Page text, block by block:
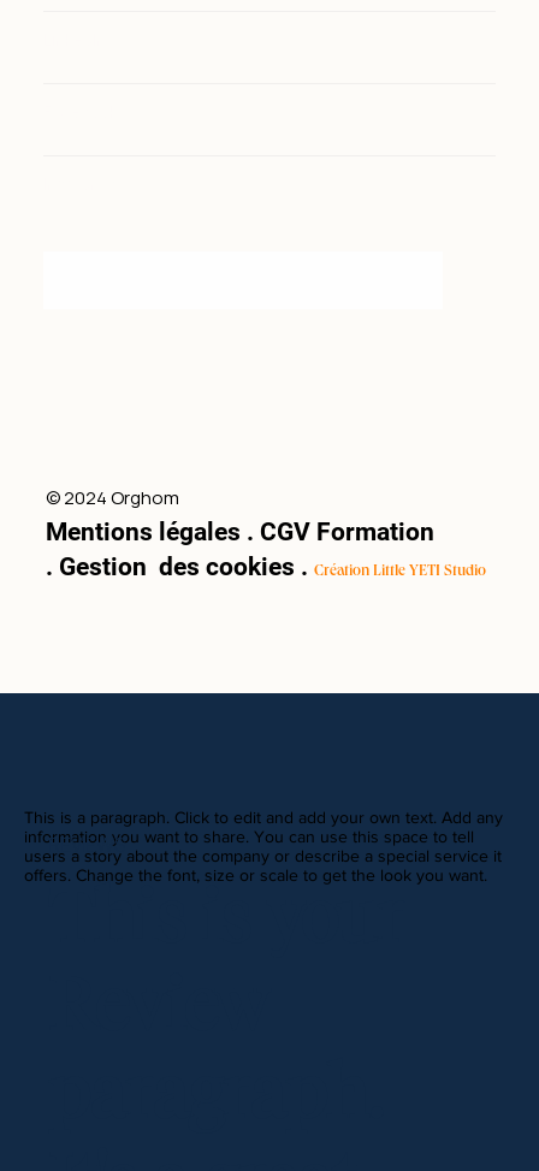
© 2024 Orghom
Mentions légales .CGV Formation
. Gestion des cookies .Création Little YETI Studio
This is a paragraph. Click to edit and add your own text. Add any
information you want to share. You can use this space to tell
users a story about the company or describe a special service it
offers. Change the font, size or scale to get the look you want.
REVIEWS